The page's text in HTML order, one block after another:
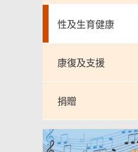
性及生育健康
康復及支援
捐贈